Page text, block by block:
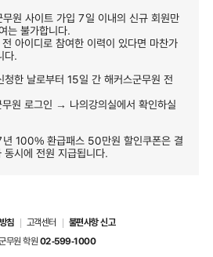
원 사이트 가입 7일 이내의 신규 회원만
는 불가합니다.
아이디로 참여한 이력이 있다면 마찬가
다.
청한 날로부터 15일 간 해커스군무원 전
원 로그인 → 나의강의실에서 확인하실
100% 환급패스 50만원 할인쿠폰은 결
동시에 전원 지급됩니다.
침 고객센터
불편사항 신고
무원 학원 02-599-1000